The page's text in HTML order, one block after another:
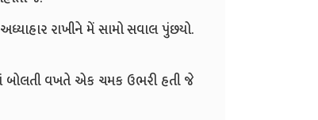
રાખીને મેં સામો સવાલ પુંછયો.
બોલતી વખતે એક ચમક ઉભરી હતી જે